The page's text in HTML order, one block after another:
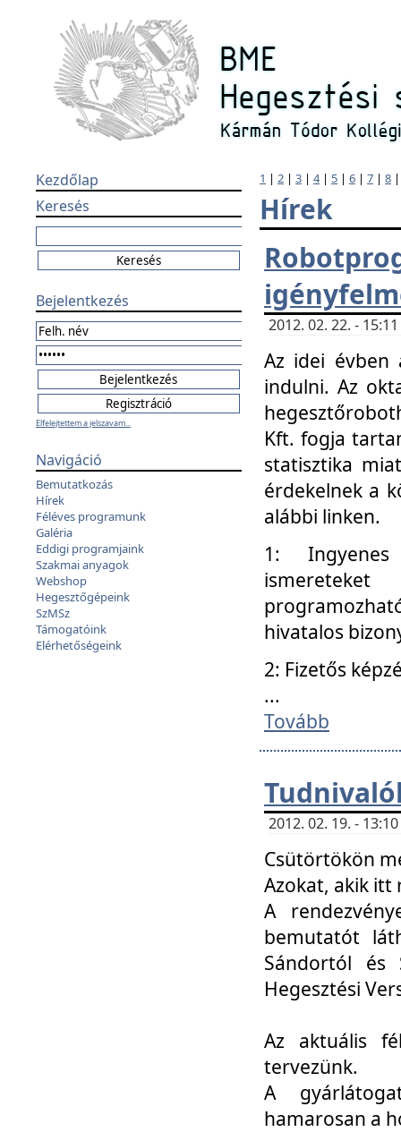
Kezdőlap
Keresés
Bejelentkezés
Elfelejtettem a jelszavam...
Navigáció
Bemutatkozás
Hírek
Féléves programunk
Galéria
Eddigi programjaink
Szakmai anyagok
Webshop
Hegesztőgépeink
SzMSz
Támogatóink
Elérhetőségeink
1 | 2 | 3 | 4| 5 | 6 | 7 | 8
Hírek
2012. 02. 22. -
Az idei évben
indulni. Az
Kft. fogja
statisztika
érdekelnek a
alábbi linken.
1: Ingyenes
hivatalos
2: Fizetős
...
Tovább
2012. 02. 19. -
Csütörtökön
Azokat, akik itt
A
bemutatót
Sándortól és
Hegesztési
Az aktuális
tervezünk.
A
hamarosan a